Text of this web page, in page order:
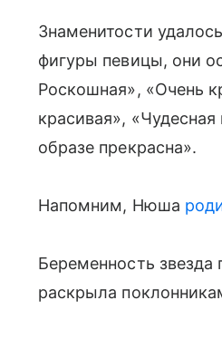
Знаменитости
фигуры певицы, они
Роскошная», «Очень
красивая»,
образе прекрасна».
Напомним, Нюша
Беременность
раскрыла